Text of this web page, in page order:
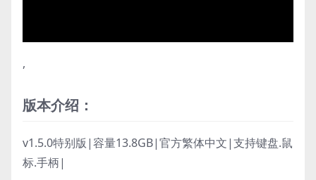
,
版本介绍：
v1.5.0特别版|容量13.8GB|官方繁体中文|支持键盘.鼠
标.手柄|